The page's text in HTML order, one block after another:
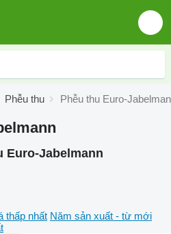
Phễu thu Phễu thu Euro-
Euro-Jabelmann
thấp nhất Năm sản xuất - từ mới